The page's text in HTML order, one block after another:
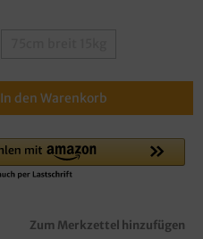
In den Warenkorb
Zum Merkzettel hinzufügen